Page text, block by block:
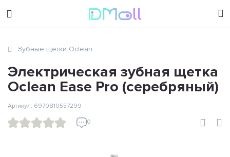
sales@dimoll.ru
Зубные щетки Oclean
Электрическая зубная щетка
Oclean Ease Pro (серебряный)
0
Артикул: 6970810557299